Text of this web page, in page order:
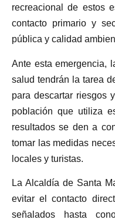
recreacional de estos
contacto primario y
pública y calidad
Ante esta emergencia,
salud tendrán la tarea
para descartar riesgos
población que utiliza
resultados se den a
tomar las medidas
locales y turistas.
La Alcaldía de Santa
evitar el contacto
señalados hasta